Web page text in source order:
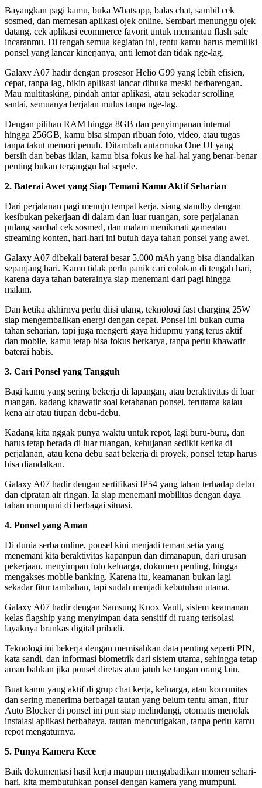
Bayangkan pagi kamu, buka Whatsapp, balas chat, sambil cek
sosmed, dan memesan aplikasi ojek online. Sembari menunggu ojek
datang, cek aplikasi ecommerce favorit untuk memantau flash sale
incaranmu. Di tengah semua kegiatan ini, tentu kamu harus memiliki
ponsel yang lancar kinerjanya, anti lemot dan tidak nge-lag.
Galaxy A07 hadir dengan prosesor Helio G99 yang lebih efisien,
cepat, tanpa lag, bikin aplikasi lancar dibuka meski berbarengan.
Mau multitasking, pindah antar aplikasi, atau sekadar scrolling
santai, semuanya berjalan mulus tanpa nge-lag.
Dengan pilihan RAM hingga 8GB dan penyimpanan internal
hingga 256GB, kamu bisa simpan ribuan foto, video, atau tugas
tanpa takut memori penuh. Ditambah antarmuka One UI yang
bersih dan bebas iklan, kamu bisa fokus ke hal-hal yang benar-benar
penting bukan terganggu hal sepele.
2. Baterai Awet yang Siap Temani Kamu Aktif Seharian
Dari perjalanan pagi menuju tempat kerja, siang standby dengan
kesibukan pekerjaan di dalam dan luar ruangan, sore perjalanan
pulang sambal cek sosmed, dan malam menikmati gameatau
streaming konten, hari-hari ini butuh daya tahan ponsel yang awet.
Galaxy A07 dibekali baterai besar 5.000 mAh yang bisa diandalkan
sepanjang hari. Kamu tidak perlu panik cari colokan di tengah hari,
karena daya tahan baterainya siap menemani dari pagi hingga
malam.
Dan ketika akhirnya perlu diisi ulang, teknologi fast charging 25W
siap mengembalikan energi dengan cepat. Ponsel ini bukan cuma
tahan seharian, tapi juga mengerti gaya hidupmu yang terus aktif
dan mobile, kamu tetap bisa fokus berkarya, tanpa perlu khawatir
baterai habis.
3. Cari Ponsel yang Tangguh
Bagi kamu yang sering bekerja di lapangan, atau beraktivitas di luar
ruangan, kadang khawatir soal ketahanan ponsel, terutama kalau
kena air atau tiupan debu-debu.
Kadang kita nggak punya waktu untuk repot, lagi buru-buru, dan
harus tetap berada di luar ruangan, kehujanan sedikit ketika di
perjalanan, atau kena debu saat bekerja di proyek, ponsel tetap harus
bisa diandalkan.
Galaxy A07 hadir dengan sertifikasi IP54 yang tahan terhadap debu
dan cipratan air ringan. Ia siap menemani mobilitas dengan daya
tahan mumpuni di berbagai situasi.
4. Ponsel yang Aman
Di dunia serba online, ponsel kini menjadi teman setia yang
menemani kita beraktivitas kapanpun dan dimanapun, dari urusan
pekerjaan, menyimpan foto keluarga, dokumen penting, hingga
mengakses mobile banking. Karena itu, keamanan bukan lagi
sekadar fitur tambahan, tapi sudah menjadi kebutuhan utama.
Galaxy A07 hadir dengan Samsung Knox Vault, sistem keamanan
kelas flagship yang menyimpan data sensitif di ruang terisolasi
layaknya brankas digital pribadi.
Teknologi ini bekerja dengan memisahkan data penting seperti PIN,
kata sandi, dan informasi biometrik dari sistem utama, sehingga tetap
aman bahkan jika ponsel diretas atau jatuh ke tangan orang lain.
Buat kamu yang aktif di grup chat kerja, keluarga, atau komunitas
dan sering menerima berbagai tautan yang belum tentu aman, fitur
Auto Blocker di ponsel ini pun siap melindungi, otomatis menolak
instalasi aplikasi berbahaya, tautan mencurigakan, tanpa perlu kamu
repot mengaturnya.
5. Punya Kamera Kece
Baik dokumentasi hasil kerja maupun mengabadikan momen sehari-
hari, kita membutuhkan ponsel dengan kamera yang mumpuni.